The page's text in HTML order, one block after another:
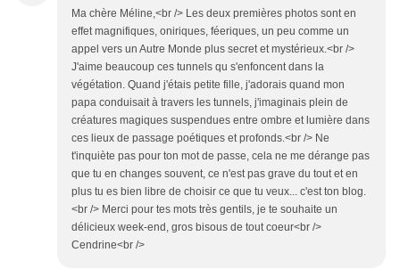
Ma chère Méline,<br /> Les deux premières photos sont en
effet magnifiques, oniriques, féeriques, un peu comme un
appel vers un Autre Monde plus secret et mystérieux.<br />
J'aime beaucoup ces tunnels qu s'enfoncent dans la
végétation. Quand j'étais petite fille, j'adorais quand mon
papa conduisait à travers les tunnels, j'imaginais plein de
créatures magiques suspendues entre ombre et lumière dans
ces lieux de passage poétiques et profonds.<br /> Ne
t'inquiète pas pour ton mot de passe, cela ne me dérange pas
que tu en changes souvent, ce n'est pas grave du tout et en
plus tu es bien libre de choisir ce que tu veux... c'est ton blog.
<br /> Merci pour tes mots très gentils, je te souhaite un
délicieux week-end, gros bisous de tout coeur<br />
Cendrine<br />